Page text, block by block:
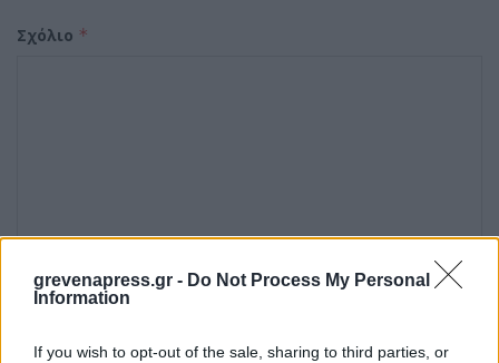
grevenapress.gr - Do Not Process My Personal
Information
If you wish to opt-out of the sale, sharing to third parties, or
Σχόλιο *
Όνομα*